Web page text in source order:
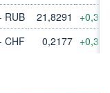
RUB 21,8291
CHF 0,2177